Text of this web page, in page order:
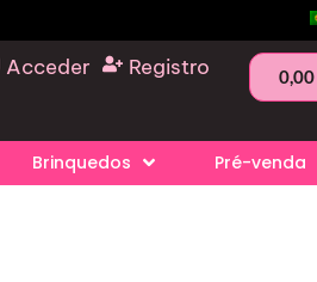
Acceder Registro 0,00
Brinquedos Pré-venda